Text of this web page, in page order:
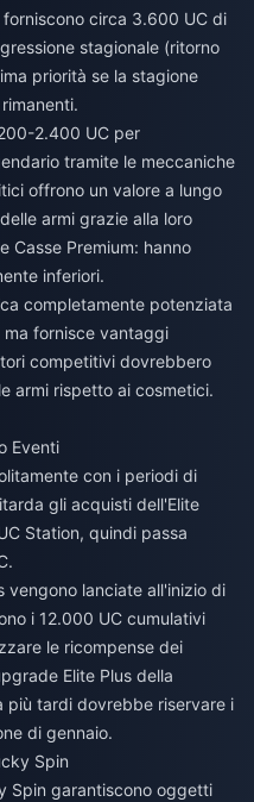
forniscono circa 3.600 UC di
stagionale (ritorno
priorità se la stagione
2.400 UC per
tramite le meccaniche
offrono un valore a lungo
armi grazie alla loro
Casse Premium: hanno
inferiori.
completamente potenziata
fornisce vantaggi
competitivi dovrebbero
armi rispetto ai cosmetici.
Eventi
con i periodi di
gli acquisti dell'Elite
Station, quindi passa
vengono lanciate all'inizio di
i 12.000 UC cumulativi
le ricompense dei
Elite Plus della
più tardi dovrebbe riservare i
di gennaio.
Spin
Spin garantiscono oggetti